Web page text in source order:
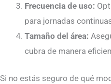
Frecuencia de uso:
para jornadas
Tamaño del área:
cubra de manera
Si no estás seguro de qué